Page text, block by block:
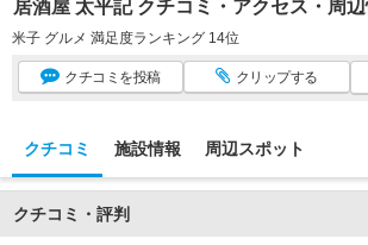
居酒屋 太平記 クチコミ・アクセス・周
米子 グルメ 満足度ランキング 14位
クチコミ を投稿 クリップする
クチコミ 施設情報 周辺スポット
クチコミ・評判